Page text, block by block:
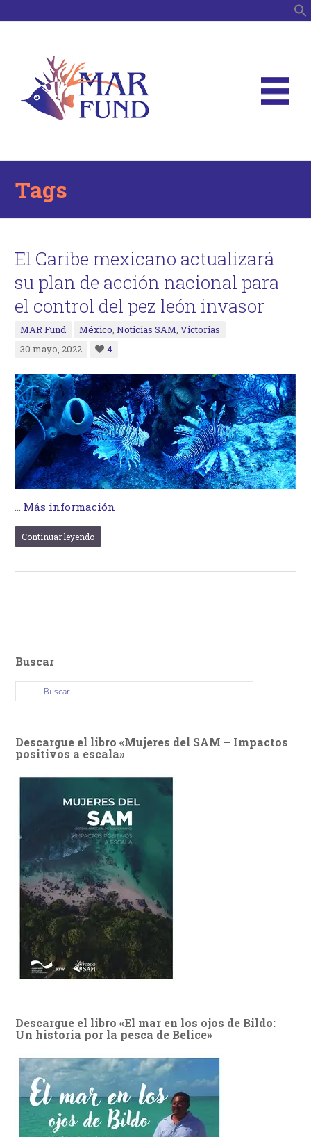
Tags
El Caribe mexicano actualizará
su plan de acción nacional para
el control del pez león invasor
MAR Fund México,Noticias SAM,Victorias
30 mayo, 2022
4
… Más información
Continuar leyendo
Buscar
Descargue el libro «Mujeres del SAM – Impactos
positivos a escala»
Descargue el libro «El mar en los ojos de Bildo:
Un historia por la pesca de Belice»